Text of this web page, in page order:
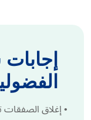
•إغلاق الصفقات